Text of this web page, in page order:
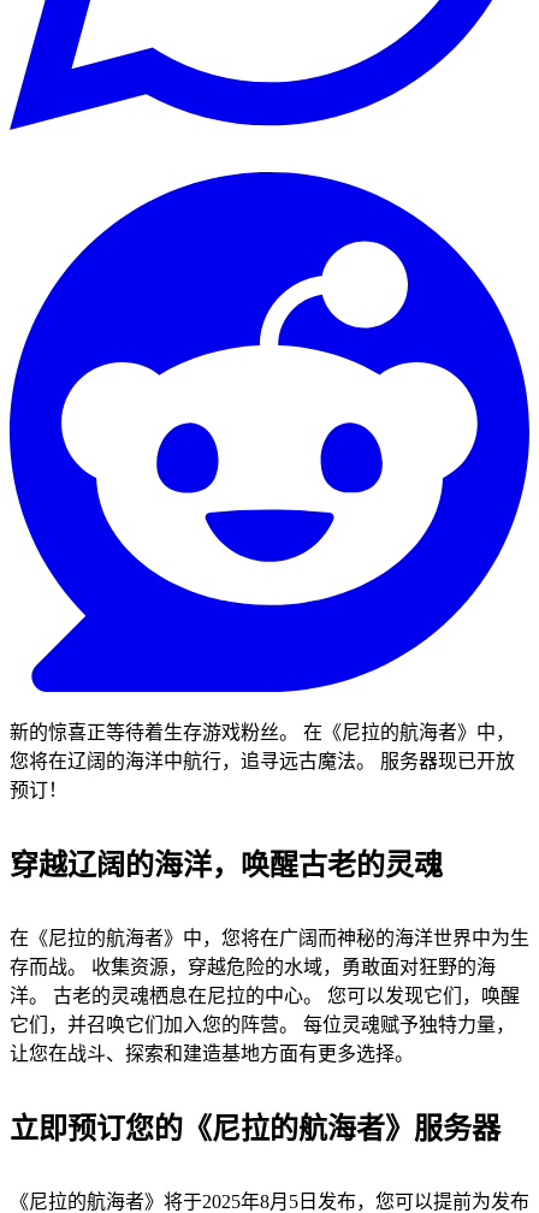
新的惊喜正等待着生存游戏粉丝。 在《尼拉的航海者》中，
您将在辽阔的海洋中航行，追寻远古魔法。 服务器现已开放
预订！
穿越辽阔的海洋，唤醒古老的灵魂
在《尼拉的航海者》中，您将在广阔而神秘的海洋世界中为生
存而战。 收集资源，穿越危险的水域，勇敢面对狂野的海
洋。 古老的灵魂栖息在尼拉的中心。 您可以发现它们，唤醒
它们，并召唤它们加入您的阵营。 每位灵魂赋予独特力量，
让您在战斗、探索和建造基地方面有更多选择。
立即预订您的《尼拉的航海者》服务器
《尼拉的航海者》将于2025年8月5日发布，您可以提前为发布